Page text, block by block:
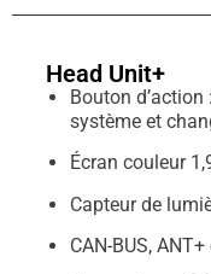
Head Unit+
Bouton
système et
Écran couleur
Capteur de
CAN-BUS,